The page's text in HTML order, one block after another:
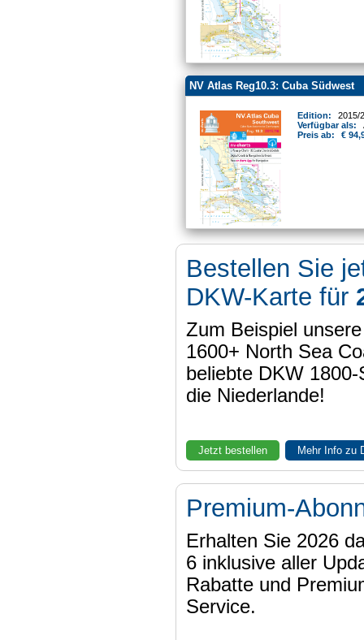
NV Atlas Reg10.3: Cuba Südwest
Edition:
2015/
Verfügbar als:
Preis ab:
€
Bestellen Sie
DKW-Karte für
Zum Beispiel
1600+ North Sea
beliebte DKW
die Niederlande!
Jetzt bestellen Mehr Info zu
Premium-
Erhalten Sie 2026
6 inklusive aller
Rabatte und
Service.